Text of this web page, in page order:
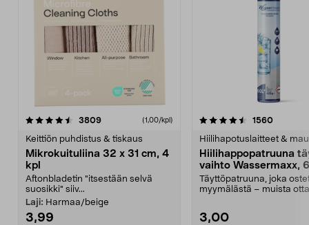
3809arvostelut (1,00/kpl)
Keittiön puhdistus & tiskaus
Mikrokuituliina 32 x 31 cm, 4
kpl
Aftonbladetin "itsestään selvä
suosikki" siiv...
Laji: Harmaa/beige
3,99
4.5viidestä
1560
Hiilihapotuslaitteet &
Hiilihappopatruuna
vaihto Wassermaxx,
Täyttöpatruuna, joka
myymälästä – muista
3,00
4.5viidestä